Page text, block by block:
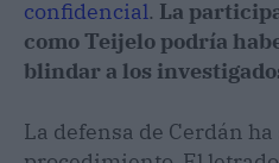
confidencial. La
como Teijelo podría
blindar a los
La defensa de Cerdán